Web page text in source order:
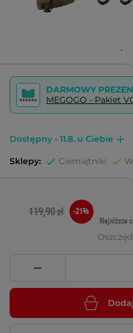
DARMOWY
MEGOGO - Pakiet
Dostępny - 11.8. u Ciebie
Sklepy: Ciemiętniki
Najniższa
119,90 zł -21%